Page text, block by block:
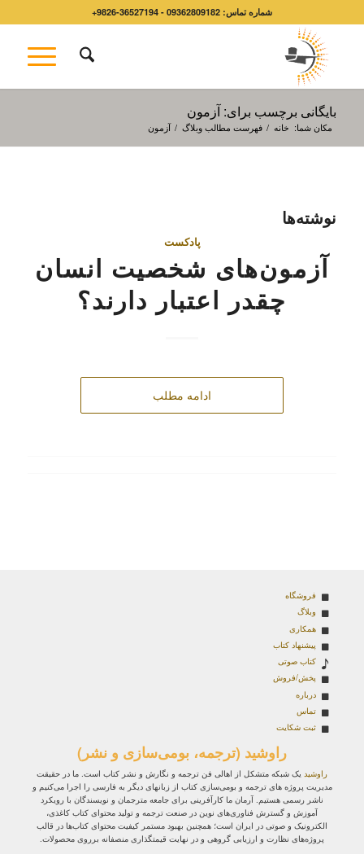
شماره تماس: 09362809182 - 36527194-9826+
بایگانی برچسب برای: آزمون
مکان شما: خانه / فهرست مطالب وبلاگ / آزمون
نوشته‌ها
پادکست
آزمون‌های شخصیت انسان
چقدر اعتبار دارند؟
ادامه مطلب
فروشگاه
وبلاگ
همکاری
پیشنهاد کتاب
کتاب صوتی
پخش/فروش
درباره
تماس
ثبت شکایت
راوشید (ترجمه، بومی‌سازی و نشر)
راوشید یک شبکه متشکل از اهالی فن ترجمه و نگارش و نشر کتاب است. ما در حقیقت
مدیریت پروژه‌ های ترجمه و بومی‌سازی کتاب از زبانهای دیگر به فارسی را اجرا می‌کنیم و
ناشر رسمی هستیم. آرمان ما کارآفرینی برای جامعه مترجمان و نویسندگان با رویکرد
آموزش و گسترش فناوری‌های نوین در صنعت ترجمه و تولید محتوای کتاب کاغذی،
الکترونیک و صوتی در ایران است؛ همچنین بهبود مستمر کیفیت محتوای کتاب‌ها در قالب
پروژه‌های نظارت و ارزیابی گروهی و در نهایت قیمتگذاری منصفانه برروی محصولات.